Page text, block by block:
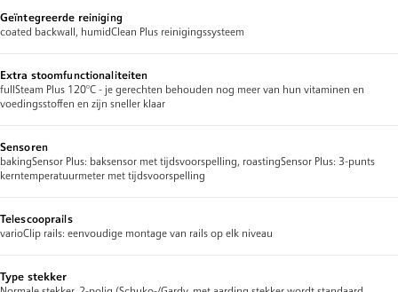
Geïntegreerde reiniging
coated backwall, humidClean Plus reinigingssysteem
Extra stoomfunctionaliteiten
fullSteam Plus 120°C - je gerechten behouden nog meer van hun vitaminen en
voedingsstoffen en zijn sneller klaar
Sensoren
bakingSensor Plus: baksensor met tijdsvoorspelling, roastingSensor Plus: 3-punts
kerntemperatuurmeter met tijdsvoorspelling
Telescooprails
varioClip rails: eenvoudige montage van rails op elk niveau
Type stekker